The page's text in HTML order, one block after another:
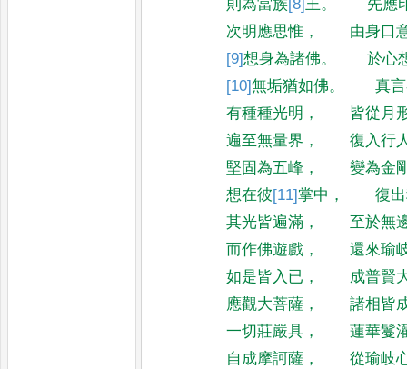
則為當族[8]王。
先應
次明應思惟 ，
由身口
[9]想身為諸佛。
於心
[10]無垢猶如佛。
真
有種種光明 ，
皆從月
遍至無量界 ，
復入行
堅固為五峰 ，
變為金
想在彼[11]掌中 ，
復
其光皆遍滿 ，
至於無
而作佛遊戲 ，
還來瑜
如是皆入已 ，
成普賢
應觀大菩薩 ，
諸相皆
一切莊嚴具 ，
蓮華鬘
自成摩訶薩 ，
從瑜岐